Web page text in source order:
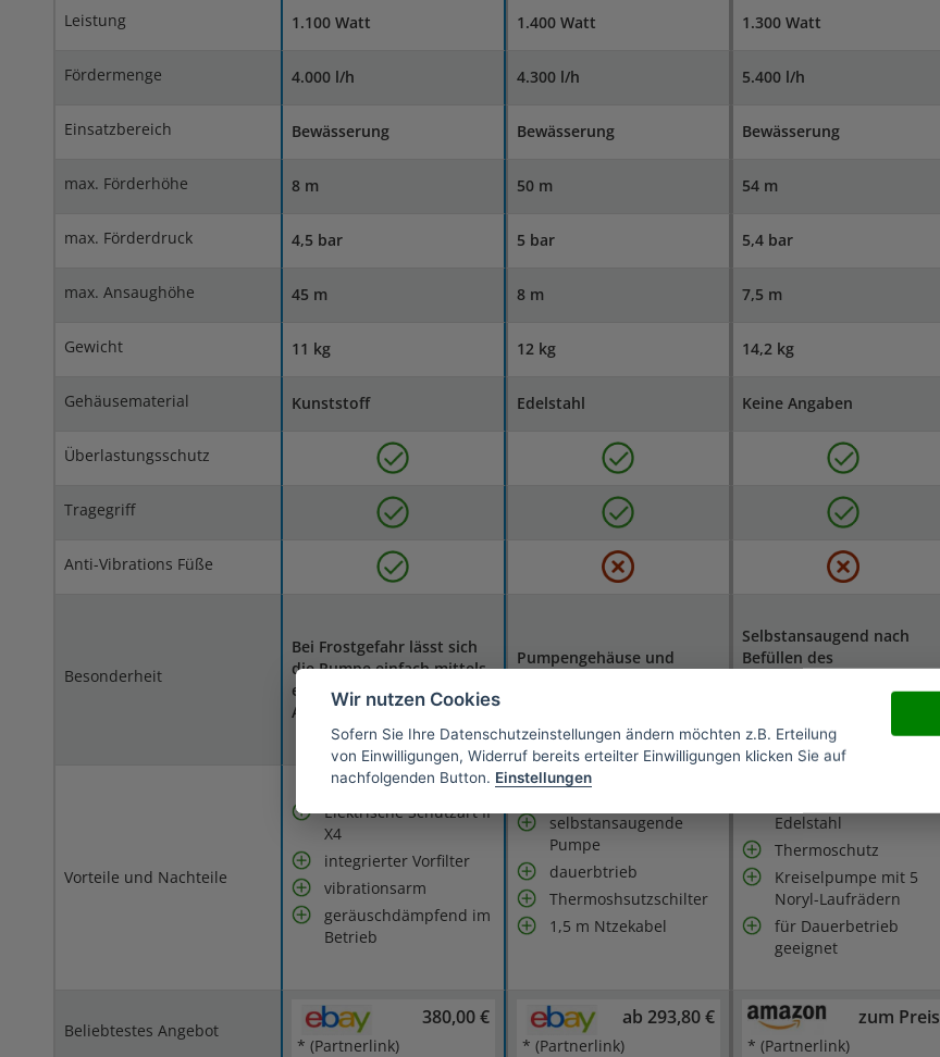
Leistung 1.100 Watt 1.400 Watt 1.300 Watt
Fördermenge 4.000 l/h 4.300 l/h 5.400 l/h
Einsatzbereich Bewässerung Bewässerung Bewässerung
max. Förderhöhe 8 m 50 m 54 m
max. Förderdruck 4,5 bar 5 bar 5,4 bar
max. Ansaughöhe 45 m 8 m 7,5 m
Gewicht 11 kg 12 kg 14,2 kg
Gehäusematerial Kunststoff Edelstahl Keine Angaben
Überlastungsschutz
Tragegriff
Anti-Vibrations Füße
Besonderheit
Bei Frostgefahr lässt sich
die Pumpe einfach mittels
einer separaten Wasser-
Ablassschraube entleeren
Pumpengehäuse und
Selbstansaugend nach
Befüllen des
Rückschlagventil
Vorteile und Nachteile
Elektrische Schutzart IP
X4
integrierter Vorfilter
vibrationsarm
geräuschdämpfend im
Betrieb
selbstansaugende
Pumpe
dauerbtrieb
Thermoshsutzschilter
1,5 m Ntzekabel
Edelstahl
Thermoschutz
Kreiselpumpe mit 5
Noryl-Laufrädern
für Dauerbetrieb
geeignet
Beliebtestes Angebot
380,00 €
* (Partnerlink)
ab 293,80 €
* (Partnerlink)
zum Preis
* (Partnerlink)
Wir nutzen Cookies
Sofern Sie Ihre Datenschutzeinstellungen ändern möchten z.B. Erteilung
von Einwilligungen, Widerruf bereits erteilter Einwilligungen klicken Sie auf
nachfolgenden Button. Einstellungen